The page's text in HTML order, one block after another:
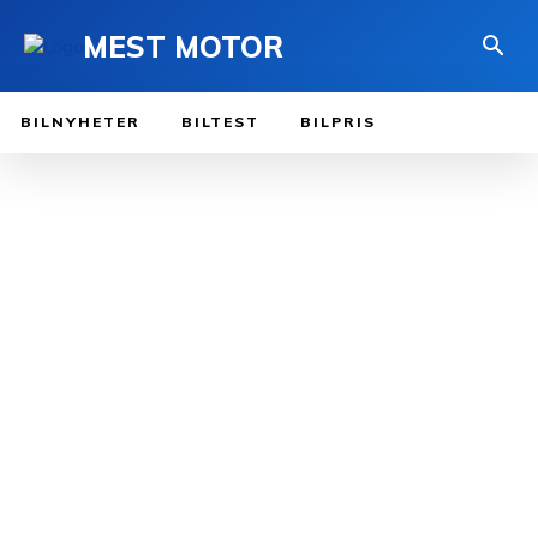
MEST MOTOR
BILNYHETER BILTEST BILPRIS